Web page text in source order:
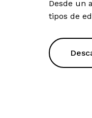
Desde un
tipos de